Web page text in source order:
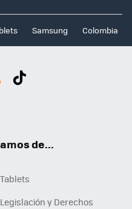
Samsung Colombia
de...
Tablets
Legislación y Derechos